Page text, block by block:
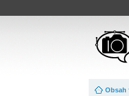
Obsah